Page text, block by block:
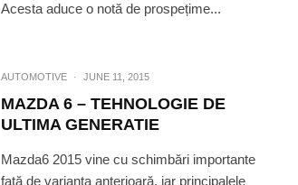
Acesta aduce o notă de prospețime...
AUTOMOTIVE · JUNE 11, 2015
MAZDA 6 – TEHNOLOGIE DE
ULTIMA GENERATIE
Mazda6 2015 vine cu schimbări importante
față de varianta anterioară, iar principalele